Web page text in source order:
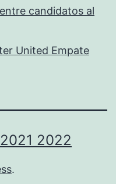
candidatos al
United Empate
2021 2022
.